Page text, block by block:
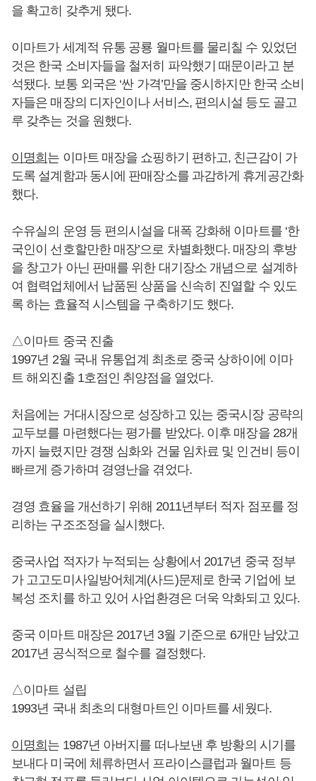
을 확고히 갖추게 됐다.
이마트가 세계적 유통 공룡 월마트를 물리칠 수 있었던
것은 한국 소비자들을 철저히 파악했기 때문이라고 분
석됐다. 보통 외국은 ‘싼 가격’만을 중시하지만 한국 소비
자들은 매장의 디자인이나 서비스, 편의시설 등도 골고
루 갖추는 것을 원했다.
이명희는 이마트 매장을 쇼핑하기 편하고, 친근감이 가
도록 설계함과 동시에 판매장소를 과감하게 휴게공간화
했다.
수유실의 운영 등 편의시설을 대폭 강화해 이마트를 ‘한
국인이 선호할만한 매장’으로 차별화했다. 매장의 후방
을 창고가 아닌 판매를 위한 대기장소 개념으로 설계하
여 협력업체에서 납품된 상품을 신속히 진열할 수 있도
록 하는 효율적 시스템을 구축하기도 했다.
△이마트 중국 진출
1997년 2월 국내 유통업계 최초로 중국 상하이에 이마
트 해외진출 1호점인 취양점을 열었다.
처음에는 거대시장으로 성장하고 있는 중국시장 공략의
교두보를 마련했다는 평가를 받았다. 이후 매장을 28개
까지 늘렸지만 경쟁 심화와 건물 임차료 및 인건비 등이
빠르게 증가하며 경영난을 겪었다.
경영 효율을 개선하기 위해 2011년부터 적자 점포를 정
리하는 구조조정을 실시했다.
중국사업 적자가 누적되는 상황에서 2017년 중국 정부
가 고고도미사일방어체계(사드)문제로 한국 기업에 보
복성 조치를 하고 있어 사업환경은 더욱 악화되고 있다.
중국 이마트 매장은 2017년 3월 기준으로 6개만 남았고
2017년 공식적으로 철수를 결정했다.
△이마트 설립
1993년 국내 최초의 대형마트인 이마트를 세웠다.
이명희는 1987년 아버지를 떠나보낸 후 방황의 시기를
보내다 미국에 체류하면서 프라이스클럽과 월마트 등